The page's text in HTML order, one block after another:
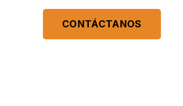
CONTÁCTANOS